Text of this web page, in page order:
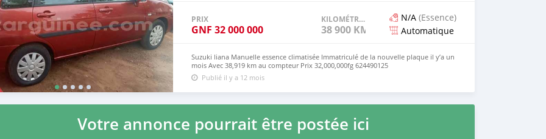
PRIX
GNF 32 000 000
KILOMÉTRAGE
38 900 KM
N/A (Essence)
Automatique
Suzuki liana Manuelle essence climatisée Immatriculé de la nouvelle plaque il y’a un
mois Avec 38,919 km au compteur Prix 32,000,000fg 624490125
Publié il y a 12 mois
Votre annonce pourrait être postée ici